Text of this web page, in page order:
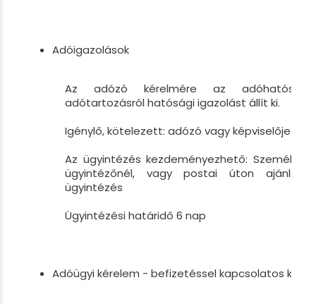
Adóigazolások
Az adózó kérelmére az
adótartozásról hatósági igazolást állít ki.
Igénylő, kötelezett: adózó vagy képviselője
Az ügyintézés kezdeményezhető:
ügyintézőnél, vagy postai úton ajánlott
ügyintézés
Ügyintézési határidő 6 nap
Adóügyi kérelem - befizetéssel kapcsolatos